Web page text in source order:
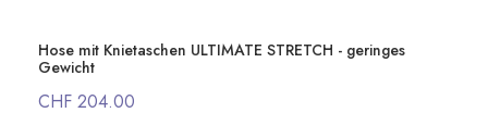
Hose mit Knietaschen ULTIMATE STRETCH - geringes
Gewicht
CHF 204.00